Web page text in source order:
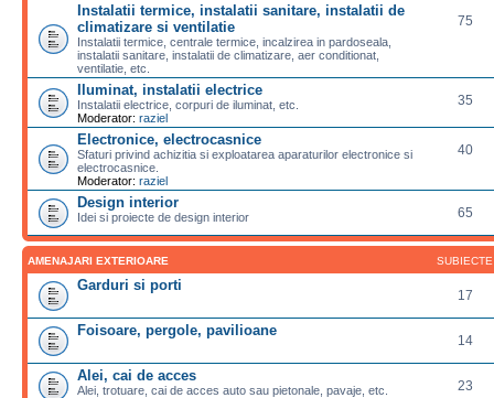
Instalatii termice, instalatii sanitare, instalatii de
climatizare si ventilatie
Instalatii termice, centrale termice, incalzirea in pardoseala,
instalatii sanitare, instalatii de climatizare, aer conditionat,
ventilatie, etc.
75
Iluminat, instalatii electrice
Instalatii electrice, corpuri de iluminat, etc.
Moderator: raziel
35
Electronice, electrocasnice
Sfaturi privind achizitia si exploatarea aparaturilor electronice si
electrocasnice.
Moderator: raziel
40
Design interior
Idei si proiecte de design interior 65
AMENAJARI EXTERIOARE SUBIECTE
Garduri si porti
17
Foisoare, pergole, pavilioane
14
Alei, cai de acces
Alei, trotuare, cai de acces auto sau pietonale, pavaje, etc. 23